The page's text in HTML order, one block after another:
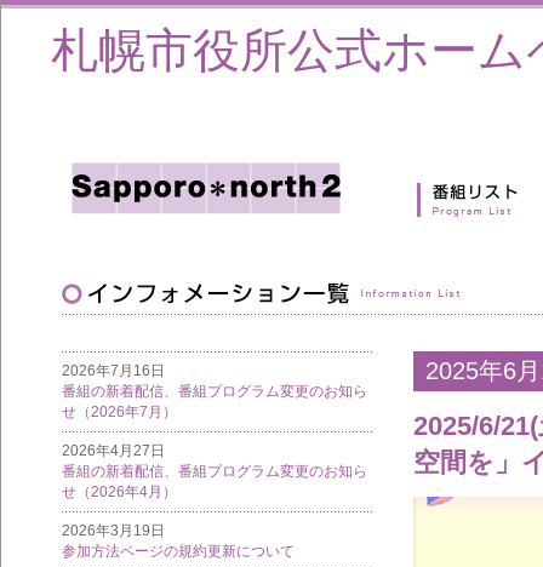
札幌市役所公式ホーム
2026年7月16日
番組の新着配信、番組プログラム変更のお知ら
せ（2026年7月）
2026年4月27日
番組の新着配信、番組プログラム変更のお知ら
せ（2026年4月）
2026年3月19日
参加方法ページの規約更新について
2025年6
2025/6/
空間を」